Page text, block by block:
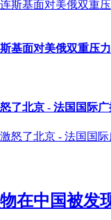
基面对美俄双重压
了北京 - 法国国际广
在中国被发